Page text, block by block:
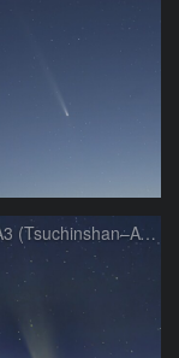
C/2023 A3 (Tsuchinshan–ATLAS)